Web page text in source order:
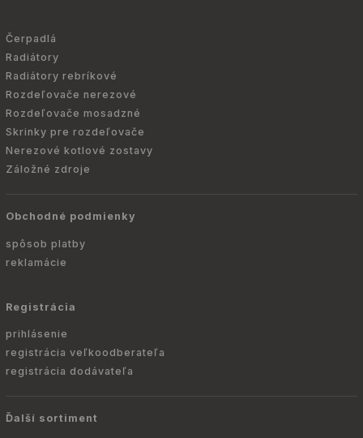
Čerpadlá
Radiátory
Radiátory rebríkové
Rozdeľovače nerezové
Rozdeľovače mosadzné
Skrinky pre rozdeľovače
Nerezové kotlové zostavy
Záložné zdroje
Obchodné podmienky
spôsob platby
reklamácie
Registrácia
prihlásenie
registrácia veľkoodberateľa
registrácia dodávateľa
Ďalší sortiment